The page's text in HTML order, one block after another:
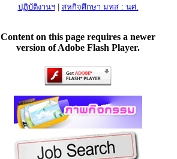
ปฏิบัติงานฯ| สหกิจศึกษา มทส : นศ.
Content on this page requires a newer
version of Adobe Flash Player.